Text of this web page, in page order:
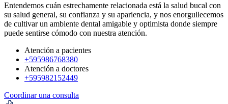
Entendemos cuán estrechamente relacionada está la salud bucal con
su salud general, su confianza y su apariencia, y nos enorgullecemos
de cultivar un ambiente dental amigable y optimista donde siempre
puede sentirse cómodo con nuestra atención.
Atención a pacientes
+595986768380
Atención a doctores
+595982152449‬
Coordinar una consulta